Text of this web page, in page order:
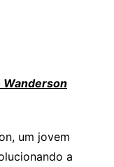
Wanderson
um jovem
a